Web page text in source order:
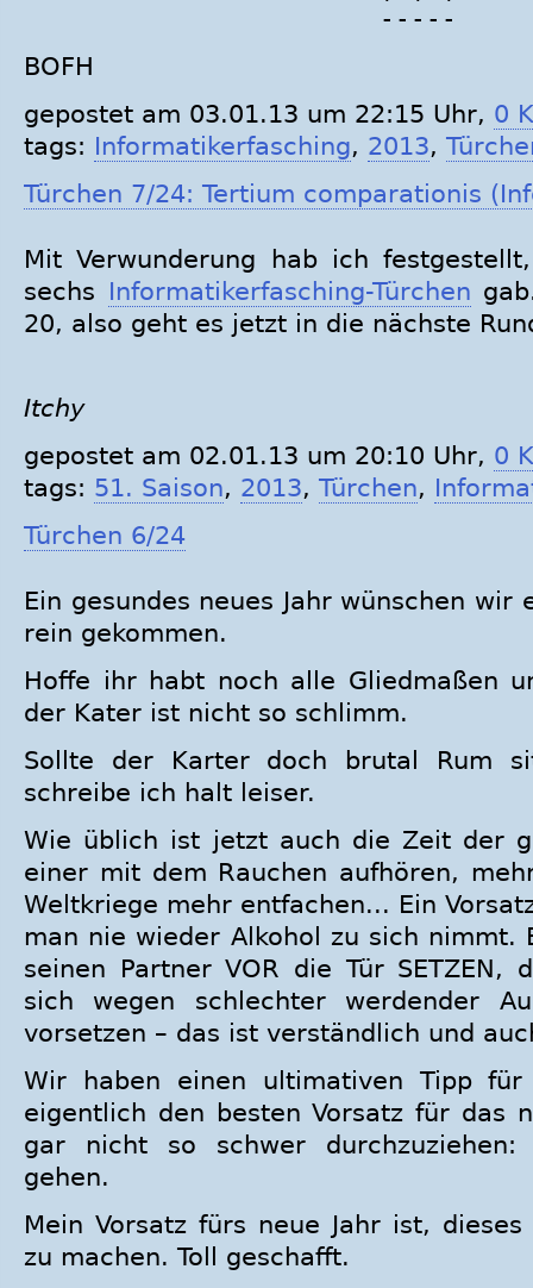
-----
BOFH
gepostet am 03.01.13 um 22:15 Uhr, 0
tags: Informatikerfasching, 2013,
Türchen 7/24: Tertium comparationis
Mit Verwunderung hab ich
sechs Informatikerfasching-Türchen
20, also geht es jetzt in die nächste
Itchy
gepostet am 02.01.13 um 20:10 Uhr, 0
tags: 51. Saison, 2013, Türchen,
Türchen 6/24
Ein gesundes neues Jahr wünschen
rein gekommen.
Hoffe ihr habt noch alle Gliedmaßen
der Kater ist nicht so schlimm.
Sollte der Karter doch brutal Rum
schreibe ich halt leiser.
Wie üblich ist jetzt auch die Zeit der
einer mit dem Rauchen aufhören,
Weltkriege mehr entfachen... Ein
man nie wieder Alkohol zu sich nimmt.
seinen Partner VOR die Tür SETZEN,
sich wegen schlechter werdender
vorsetzen – das ist verständlich und
Wir haben einen ultimativen Tipp für
eigentlich den besten Vorsatz für das
gar nicht so schwer durchzuziehen:
gehen.
Mein Vorsatz fürs neue Jahr ist,
zu machen. Toll geschafft.